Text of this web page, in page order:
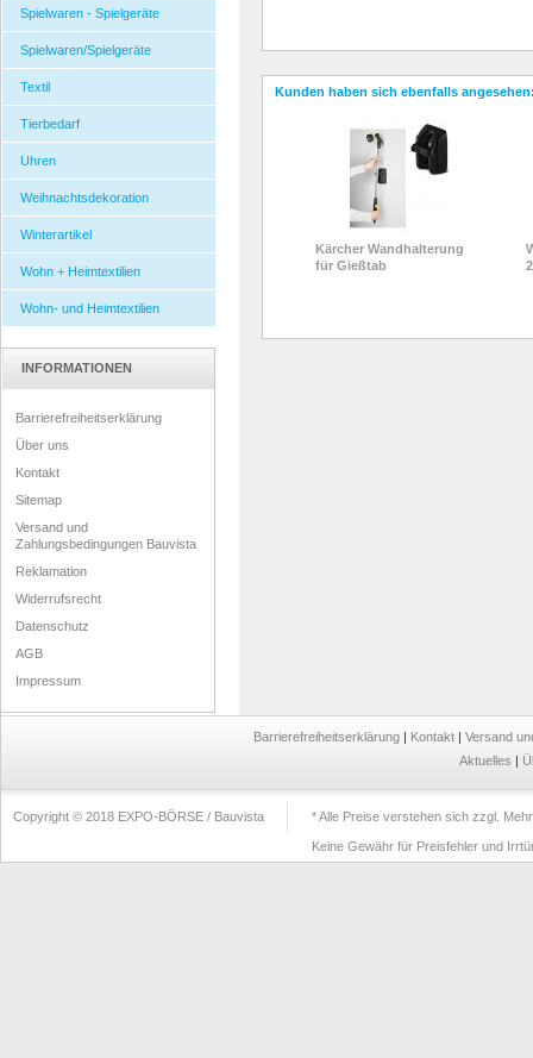
Spielwaren - Spielgeräte
Spielwaren/Spielgeräte
Textil
Tierbedarf
Uhren
Weihnachtsdekoration
Winterartikel
Wohn + Heimtextilien
Wohn- und Heimtextilien
INFORMATIONEN
Barrierefreiheitserklärung
Über uns
Kontakt
Sitemap
Versand und
Zahlungsbedingungen Bauvista
Reklamation
Widerrufsrecht
Datenschutz
AGB
Impressum
Kunden haben sich ebenfalls
Kärcher Wandhalterung
für Gießtab
Barrierefreiheitserklärung | Kontakt | Versand
Aktuelles |
Copyright © 2018 EXPO-BÖRSE / Bauvista * Alle Preise verstehen sich zzgl.
Keine Gewähr für Preisfehler und